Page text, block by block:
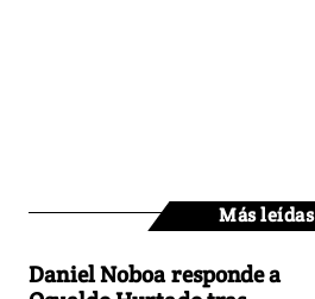
Más leídas
Daniel Noboa responde a